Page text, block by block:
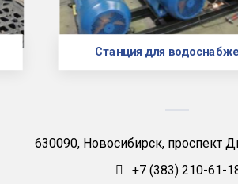
Станция для
630090, Новосибирск, проспект
+7 (383) 210-61-